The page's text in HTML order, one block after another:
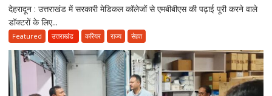
नोटिसMBBS
3
साल
सरकारी
सेवा
देहरादून : उत्तराखंड में सरकारी मेडिकल कॉलेजों से एमबीबीएस की पढ़ाई पूरी करने वाले
डॉक्टरों के लिए...
Featured उत्तराखंड करियर राज्य सेहत